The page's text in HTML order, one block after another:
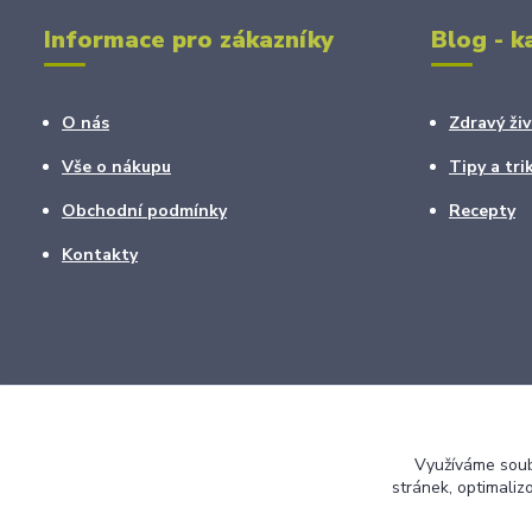
Informace pro zákazníky
O nás
Vše o nákupu
Obchodní podmínky
Kontakty
Blog -
Zdravý
Tipy a
Recepty
Využíváme
stránek,